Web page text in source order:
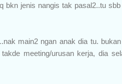
bkn jenis nangis tak pasal2..tu
main2 ngan anak dia tu.
meeting/urusan kerja, dia